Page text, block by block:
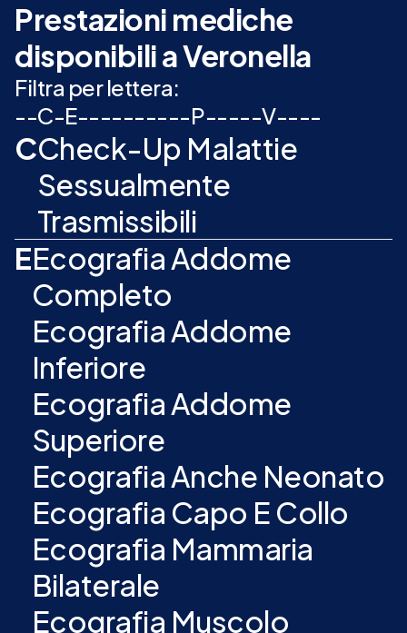
Prestazioni mediche
disponibili a Veronella
Filtra per lettera:
--C-E----------P-----V----
CCheck-Up Malattie
Sessualmente
Trasmissibili
EEcografia Addome
Completo
Ecografia Addome
Inferiore
Ecografia Addome
Superiore
Ecografia Anche Neonato
Ecografia Capo E Collo
Ecografia Mammaria
Bilaterale
Ecografia Muscolo